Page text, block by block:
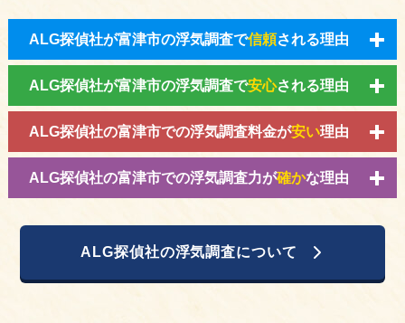
ALG探偵社が富津市の浮気調査で信頼される理由
ALG探偵社が富津市の浮気調査で安心される理由
ALG探偵社の富津市での浮気調査料金が安い理由
ALG探偵社の富津市での浮気調査力が確かな理由
ALG探偵社の浮気調査について